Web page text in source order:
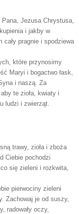
Jezusa Chrystusa,
i jakby w
pragnie i spodziewa
które przynosimy
Maryi i bogactwo łask,
i naszą. Za
te zioła, kwiaty i
ludzi i zwierząt.
trawy, zioła i zboża
Ciebie pochodzi
się zieleni i rozkwita,
pierwociny zieleni
Zachowaj je od suszy,
radowały oczy,